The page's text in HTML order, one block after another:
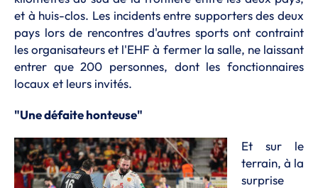
et à huis-clos. Les incidents entre supporters des deux
pays lors de rencontres d'autres sports ont contraint
les organisateurs et l'EHF à fermer la salle, ne laissant
entrer que 200 personnes, dont les fonctionnaires
locaux et leurs invités.
"Une défaite honteuse"
Et sur le
terrain, à la
surprise